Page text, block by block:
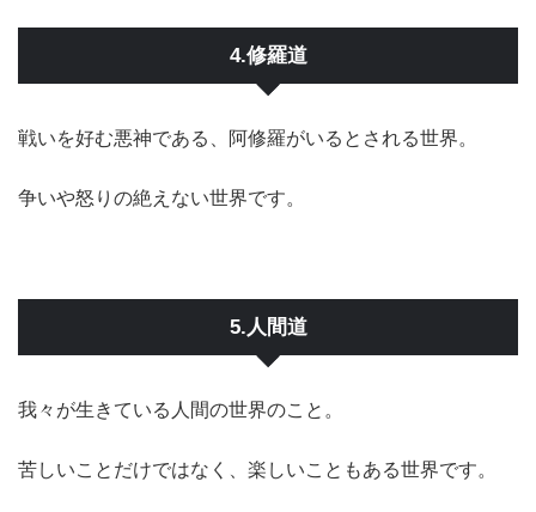
4.修羅道
戦いを好む悪神である、阿修羅がいるとされる世界。
争いや怒りの絶えない世界です。
5.人間道
我々が生きている人間の世界のこと。
苦しいことだけではなく、楽しいこともある世界です。